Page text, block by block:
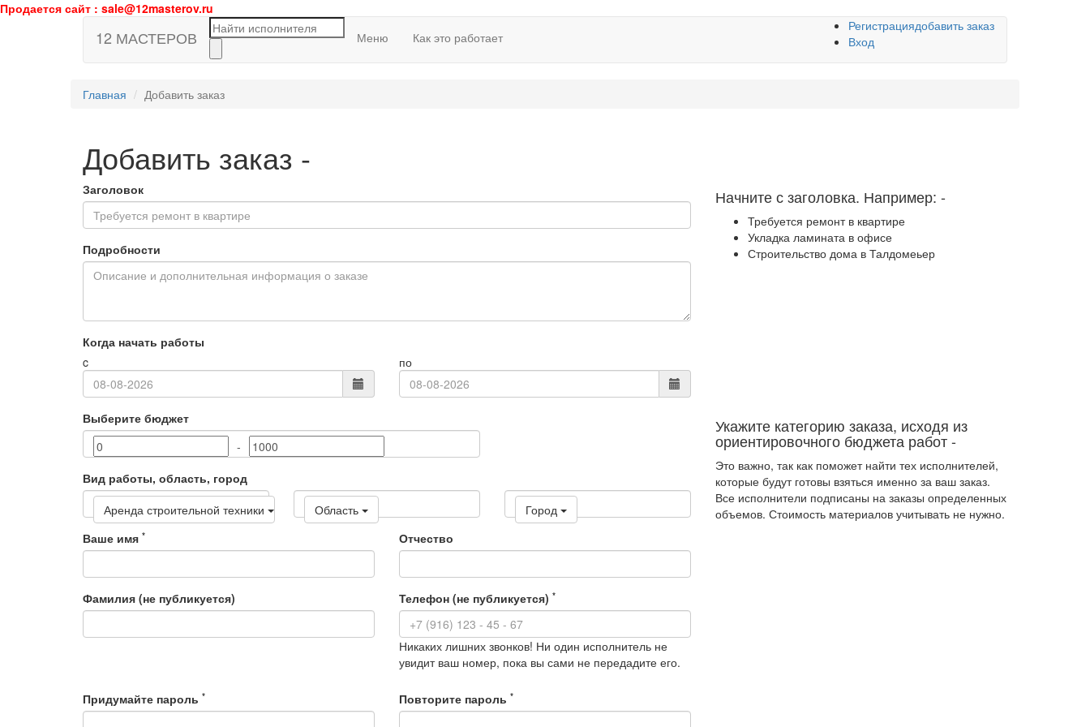
Продается сайт : sale@12masterov.ru
12 МАСТЕРОВ
Регистрация
Вход
добавить заказ
Меню Как это работает
Главная Добавить заказ
Добавить заказ -
Заголовок
Подробности
Когда начать работы
c
по
Начните с заголовка. Например: -
Требуется ремонт в квартире
Укладка ламината в офисе
Строительство дома в Талдомеьер
Выберите бюджет
-
Вид работы, область, город
Аренда строительной техники
Область
Город
Ваше имя * Отчество
Фамилия (не публикуется) Телефон (не публикуется) *
Никаких лишних звонков! Ни один исполнитель не
увидит ваш номер, пока вы сами не передадите его.
Придумайте пароль * Повторите пароль *
Укажите категорию заказа, исходя из
ориентировочного бюджета работ-
Это важно, так как поможет найти тех исполнителей,
которые будут готовы взяться именно за ваш заказ.
Все исполнители подписаны на заказы определенных
объемов. Стоимость материалов учитывать не нужно.